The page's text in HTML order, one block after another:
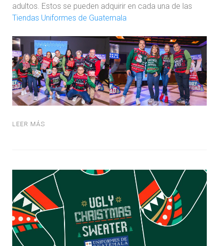
adultos. Estos se pueden adquirir en cada una de las
Tiendas Uniformes de Guatemala
LEER MÁS